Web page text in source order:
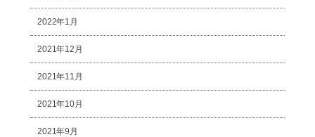
2022年1月
2021年12月
2021年11月
2021年10月
2021年9月